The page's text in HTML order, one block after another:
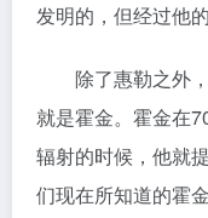
发明的，但经过他
除了惠勒之外，
就是霍金。霍金在
辐射的时候，他就
们现在所知道的霍